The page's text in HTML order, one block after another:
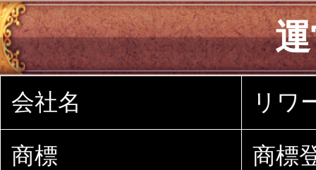
会社名 リワ
商標 商標